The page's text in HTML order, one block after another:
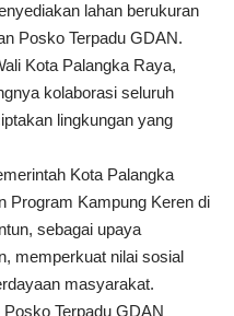
lahan berukuran
Posko Terpadu GDAN.
Kota Palangka Raya,
kolaborasi seluruh
lingkungan yang
Kota Palangka
Program Kampung Keren di
sebagai upaya
memperkuat nilai sosial
masyarakat.
Terpadu GDAN